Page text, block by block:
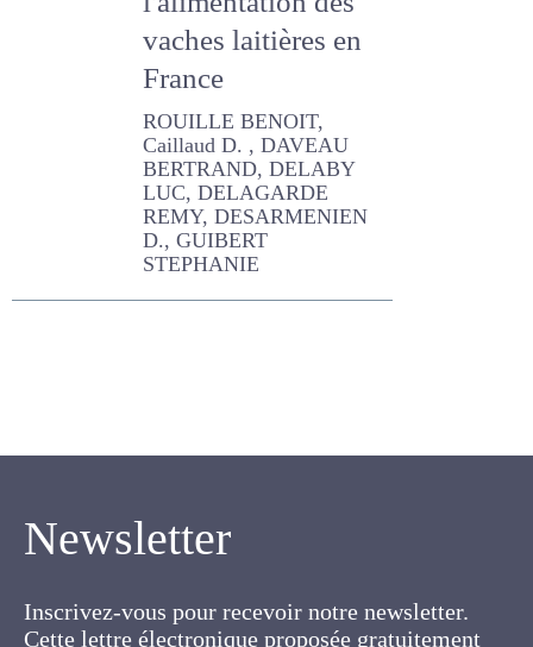
ROUILLE BENOIT, Caillaud
D. , DAVEAU BERTRAND,
DELABY LUC, DELAGARDE
REMY, DESARMENIEN D.,
GUIBERT STEPHANIE
Inscrivez-vous pour recevoir notre newsletter.
gratuitement par l'AFPF vise la mise en place
d'un lien organique et vivant entre l'Association,
concernées par les cultures fourragères et les
prairies.